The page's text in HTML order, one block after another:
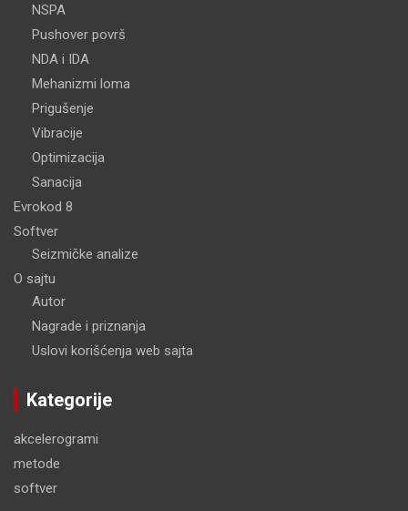
NSPA
Pushover površ
NDA i IDA
Mehanizmi loma
Prigušenje
Vibracije
Optimizacija
Sanacija
Evrokod 8
Softver
Seizmičke analize
O sajtu
Autor
Nagrade i priznanja
Uslovi korišćenja web sajta
Kategorije
akcelerogrami
metode
softver